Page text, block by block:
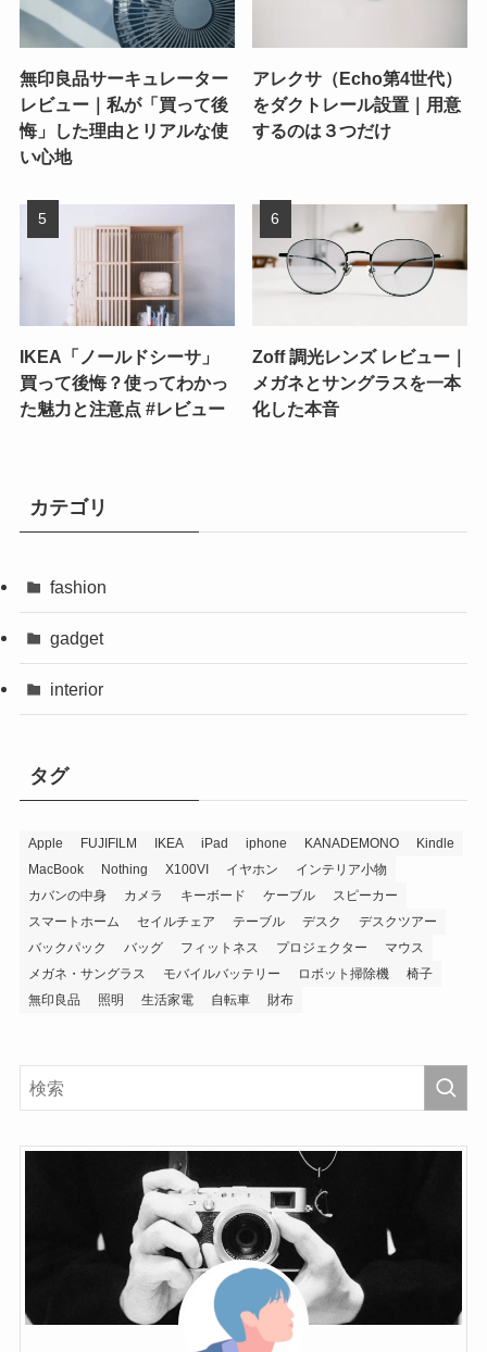
無印良品サーキュレーター
レビュー｜私が「買って後
悔」した理由とリアルな使
い心地
アレクサ（Echo第4世代）
をダクトレール設置｜用意
するのは３つだけ
IKEA「ノールドシーサ」
買って後悔？使ってわかっ
た魅力と注意点 #レビュー
Zoff 調光レンズ レビュー｜
メガネとサングラスを一本
化した本音
カテゴリ
fashion
gadget
interior
タグ
Apple FUJIFILM IKEA iPad iphone KANADEMONO
Kindle
MacBook
Nothing X100VI イヤホン
インテリア小物
カバンの中身
カメラ キーボード ケーブル
スピーカー
スマートホーム
セイルチェア テーブル デスク
デスクツアー
バックパック
バッグ フィットネス プロジェクター
マウス
メガネ・サングラス
モバイルバッテリー ロボット掃除機
椅子
無印良品
照明 生活家電 自転車 財布